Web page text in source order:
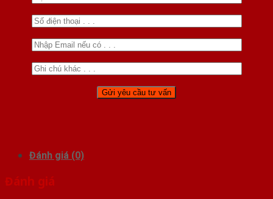
Đánh giá (0)
Đánh giá